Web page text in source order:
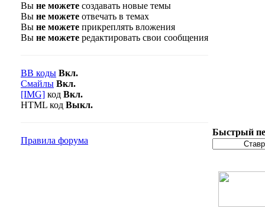
Вы не можете создавать новые темы
Вы не можете отвечать в темах
Вы не можете прикреплять вложения
Вы не можете редактировать свои сообщения
BB коды Вкл.
Смайлы Вкл.
[IMG] код Вкл.
HTML код Выкл.
Правила форума
Быстрый